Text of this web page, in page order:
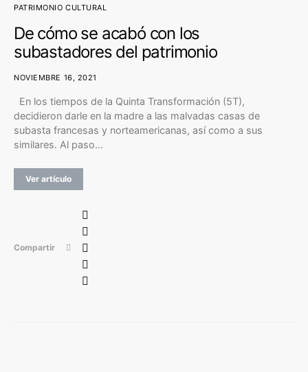
PATRIMONIO CULTURAL
De cómo se acabó con los
subastadores del patrimonio
NOVIEMBRE 16, 2021
En los tiempos de la Quinta Transformación (5T),
decidieron darle en la madre a las malvadas casas de
subasta francesas y norteamericanas, así como a sus
similares. Al paso…
Ver artículo
Compartir